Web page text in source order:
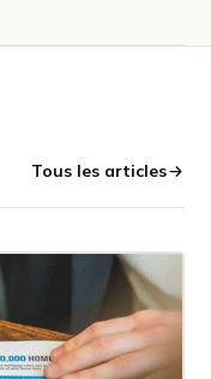
Tous les articles